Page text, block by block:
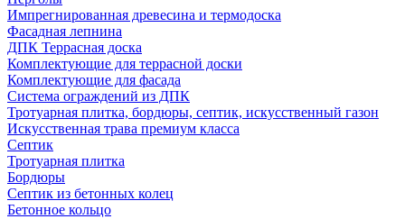
Импрегнированная древесина и термодоска
Фасадная лепнина
ДПК Террасная доска
Комплектующие для террасной доски
Комплектующие для фасада
Система ограждений из ДПК
Тротуарная плитка, бордюры, септик, искусственный газон
Искусственная трава премиум класса
Септик
Тротуарная плитка
Бордюры
Септик из бетонных колец
Бетонное кольцо